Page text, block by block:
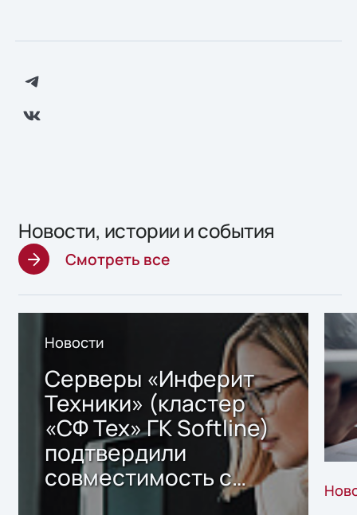
Новости, истории и события
Смотреть все
Новости
Серверы «Инферит
Техники» (кластер
«СФ Тех» ГК Softline)
подтвердили
совместимость с
решением Sharx